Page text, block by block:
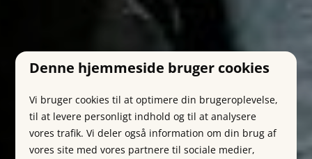
Denne hjemmeside bruger cookies
Vi bruger cookies til at optimere din brugeroplevelse,
til at levere personligt indhold og til at analysere
vores trafik. Vi deler også information om din brug af
vores site med vores partnere til sociale medier,